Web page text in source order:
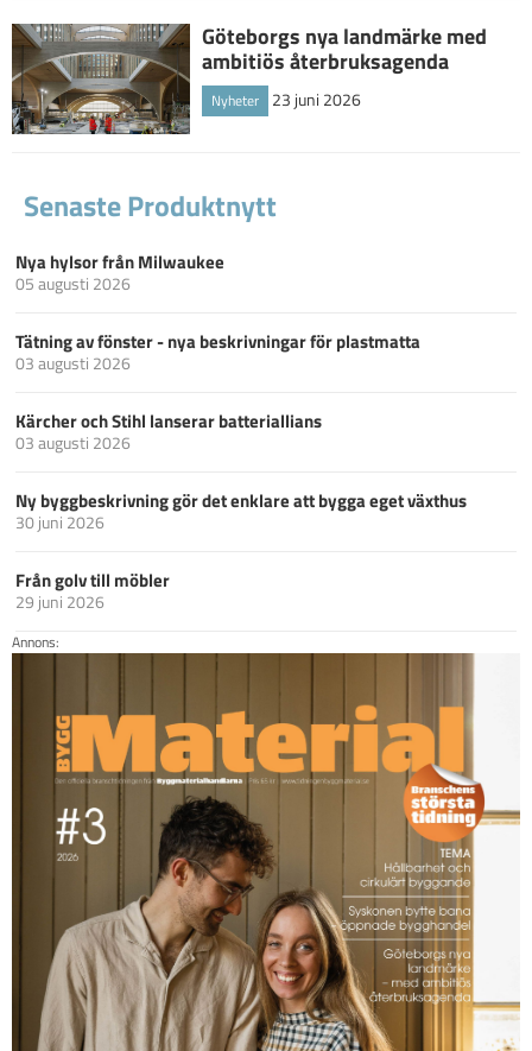
Göteborgs nya landmärke med
ambitiös återbruksagenda
Nyheter 23 juni 2026
Senaste Produktnytt
Nya hylsor från Milwaukee
05 augusti 2026
Tätning av fönster - nya beskrivningar för plastmatta
03 augusti 2026
Kärcher och Stihl lanserar batteriallians
03 augusti 2026
Ny byggbeskrivning gör det enklare att bygga eget växthus
30 juni 2026
Från golv till möbler
29 juni 2026
Annons: